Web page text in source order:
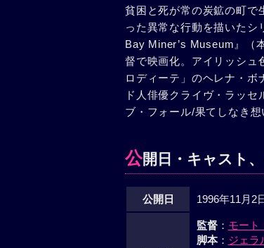
貧困と死が常の炭鉱の町で
った異常な行動を描いた
Bay Miner’s Museum』（
督で映画化。アイリッシュ
ロディーテ」のヘレナ・ボ
ド人俳優クライヴ・ラッ
ブ・フォール/果てしなき
公開日・キャスト
公開日 1996年11月2
監督： モート
脚本： ジェラ